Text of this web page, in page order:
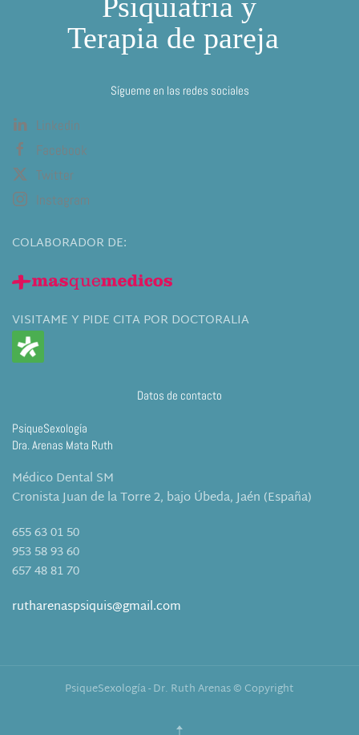
Sígueme en las redes sociales
Linkedin
Facebook
Twitter
Instagram
COLABORADOR DE:
VISITAME Y PIDE CITA POR DOCTORALIA
Datos de contacto
PsiqueSexología
Dra. Arenas Mata Ruth
Médico Dental SM
Cronista Juan de la Torre 2, bajo Úbeda, Jaén (España)
655 63 01 50
953 58 93 60
657 48 81 70
rutharenaspsiquis@gmail.com
PsiqueSexología - Dr. Ruth Arenas © Copyright